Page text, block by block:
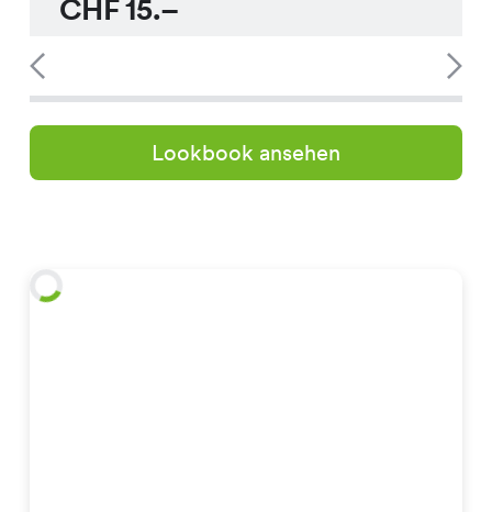
CHF15.–
Lookbook ansehen